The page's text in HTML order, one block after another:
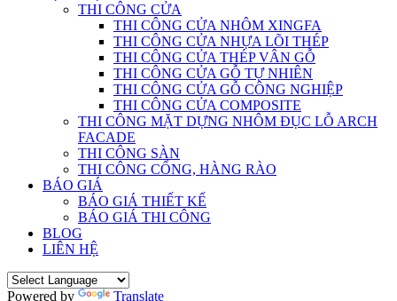
THI CÔNG CỬA
THI CÔNG CỬA NHÔM XINGFA
THI CÔNG CỬA NHỰA LÕI THÉP
THI CÔNG CỬA THÉP VÂN GỖ
THI CÔNG CỬA GỖ TỰ NHIÊN
THI CÔNG CỬA GỖ CÔNG NGHIỆP
THI CÔNG CỬA COMPOSITE
THI CÔNG MẶT DỰNG NHÔM ĐỤC LỖ ARCH
FACADE
THI CÔNG SÀN
THI CÔNG CỔNG, HÀNG RÀO
BÁO GIÁ
BÁO GIÁ THIẾT KẾ
BÁO GIÁ THI CÔNG
BLOG
LIÊN HỆ
Powered by Translate